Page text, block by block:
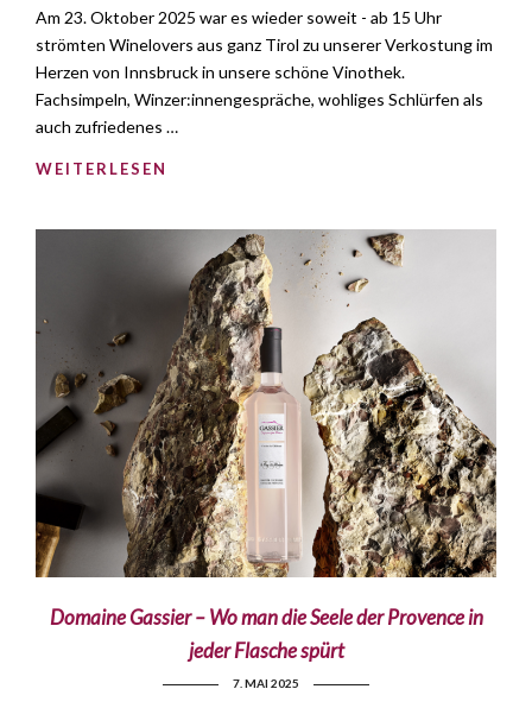
Am 23. Oktober 2025 war es wieder soweit - ab 15 Uhr
strömten Winelovers aus ganz Tirol zu unserer Verkostung im
Herzen von Innsbruck in unsere schöne Vinothek.
Fachsimpeln, Winzer:innengespräche, wohliges Schlürfen als
auch zufriedenes …
WEITERLESEN
Domaine Gassier – Wo man die Seele der Provence in
jeder Flasche spürt
7. MAI 2025